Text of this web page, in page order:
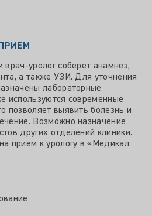
врач-уролог соберет анамнез,
а также УЗИ. Для уточнения
лабораторные
используются современные
позволяет выявить болезнь и
Возможно назначение
других отделений клиники.
прием к урологу в «Медикал